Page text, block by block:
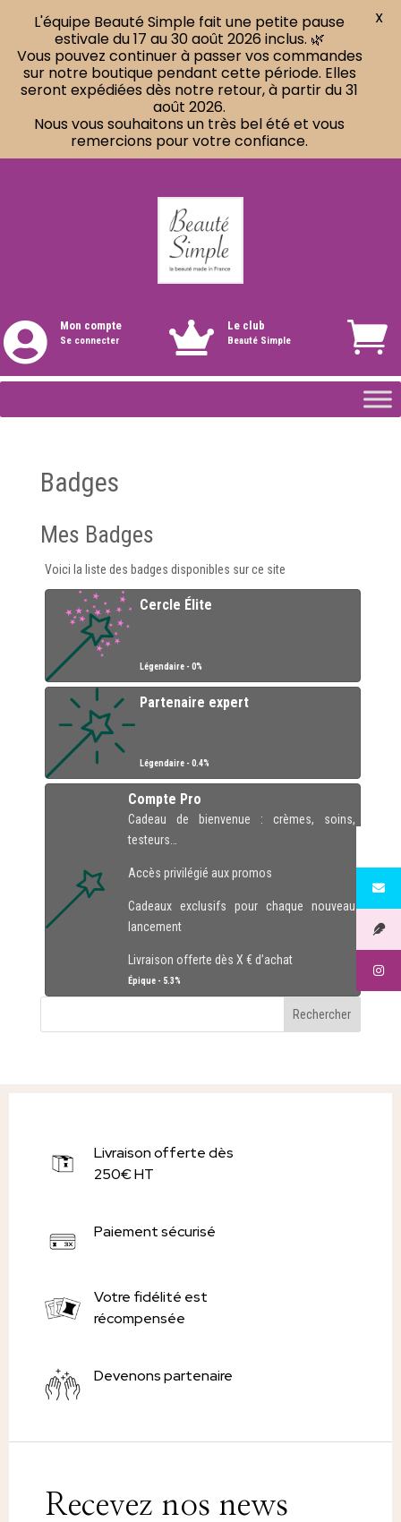
 Mon compte
Se connecter  Le club
Beauté Simple
Badges
Mes Badges
Voici la liste des badges disponibles sur ce site
Cercle Élite
Légendaire - 0%
Partenaire expert
Légendaire - 0.4%
Compte Pro
Cadeau de bienvenue : crèmes, soins,
testeurs…
Accès privilégié aux promos
Cadeaux exclusifs pour chaque nouveau
lancement
Livraison offerte dès X € d’achat
Épique - 5.3%
Livraison offerte dès
250€ HT
Paiement sécurisé
Votre fidélité est
récompensée
Devenons partenaire
Recevez nos news
L'équipe Beauté Simple fait une petite pause
estivale du 17 au 30 août 2026 inclus. 🌿
Vous pouvez continuer à passer vos commandes
sur notre boutique pendant cette période. Elles
seront expédiées dès notre retour, à partir du 31
août 2026.
Nous vous souhaitons un très bel été et vous
remercions pour votre confiance.
X